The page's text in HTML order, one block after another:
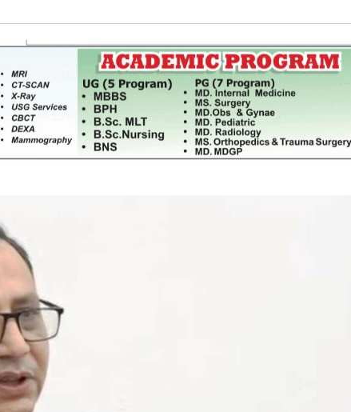
श्रीवास्तव
नदी अधिकारका ती कानुनी पाटा, जसले
बनाउँछ नदीलाई संरक्षण हकदार